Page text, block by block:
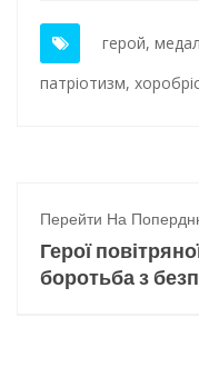
герой,
патріотизм,
Перейти На
Герої
боротьба з